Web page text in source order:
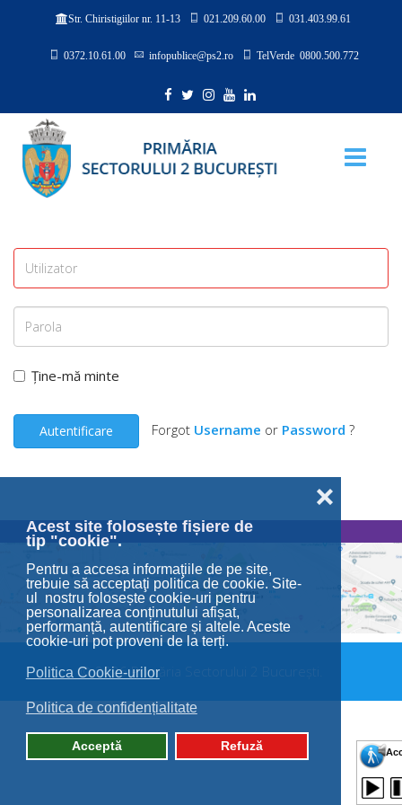
Acest site folosește fișiere de
tip "cookie".
Pentru a accesa informaţiile de pe site,
trebuie să acceptaţi politica de cookie. Site-
ul nostru folosește cookie-uri pentru
personalizarea conținutului afișat,
performanță, autentificare și altele. Aceste
cookie-uri pot proveni de la terți.
Politica Cookie-urilor
Politica de confidențialitate
Acceptă Refuză
❌
Str. Chiristigiilor nr. 11-13 021.209.60.00 031.403.99.61
0372.10.61.00 infopublice@ps2.ro TelVerde 0800.500.772
Ține-mă minte
Autentificare Forgot Username or Password ?
© 2026 Primăria Sectorului 2 București.